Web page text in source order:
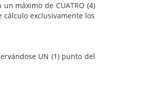
de CUATRO (4)
exclusivamente los
UN (1) punto del